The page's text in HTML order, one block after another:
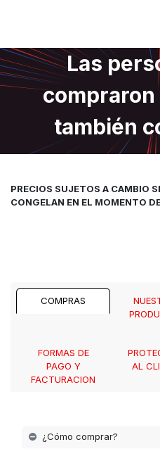
Las
también
PRECIOS SUJETOS A CAMBIO
CONGELAN EN EL MOMENTO
COMPRAS
FORMAS DE
PAGO Y
FACTURACION
AL
¿Cómo comprar?